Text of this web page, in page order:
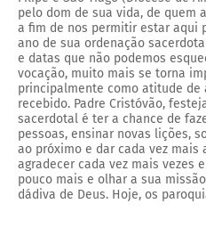
pelo dom de sua vida, de quem
a fim de nos permitir estar aqui
ano de sua ordenação
e datas que não podemos
vocação, muito mais se torna
principalmente como atitude de
recebido. Padre Cristóvão,
sacerdotal é ter a chance de
pessoas, ensinar novas lições,
ao próximo e dar cada vez mais
agradecer cada vez mais vezes
pouco mais e olhar a sua
dádiva de Deus. Hoje, os